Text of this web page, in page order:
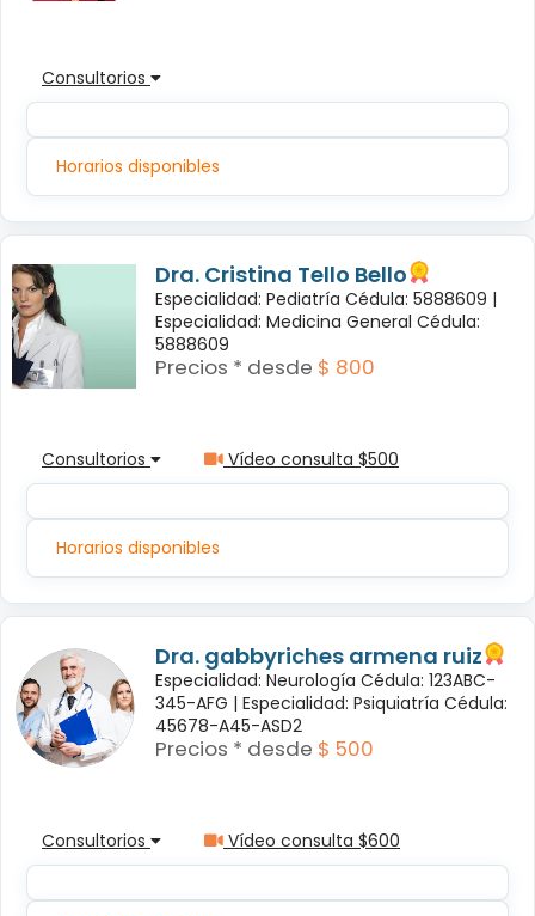
Consultorios
Horarios disponibles
Dra. Cristina Tello Bello
Especialidad: Pediatría Cédula: 5888609 |
Especialidad: Medicina General Cédula:
5888609
Precios * desde $ 800
Consultorios Vídeo consulta $500
Horarios disponibles
Dra. gabbyriches armena ruiz
Especialidad: Neurología Cédula: 123ABC-
345-AFG | Especialidad: Psiquiatría Cédula:
45678-A45-ASD2
Precios * desde $ 500
Consultorios Vídeo consulta $600